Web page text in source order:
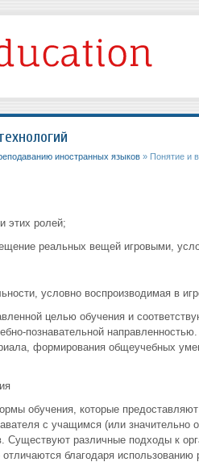
иностранных языков» Понятие и
этих ролей;
реальных вещей игровыми,
условно воспроизводимая в
целью обучения и
познавательной
формирования общеучебных
обучения, которые
с учащимся (или значительно
Существуют различные подходы к
благодаря использованию